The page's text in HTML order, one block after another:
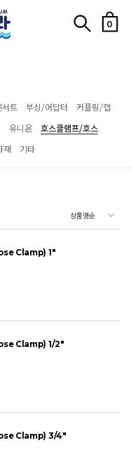
0
서트 부싱/어답터
커플링/캡
유니온
호스클램프/호스
재 기타
Clamp) 1"
Clamp) 1/2"
Clamp) 3/4"